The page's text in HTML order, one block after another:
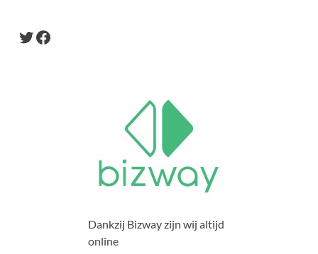
Dankzij Bizway zijn wij altijd
online